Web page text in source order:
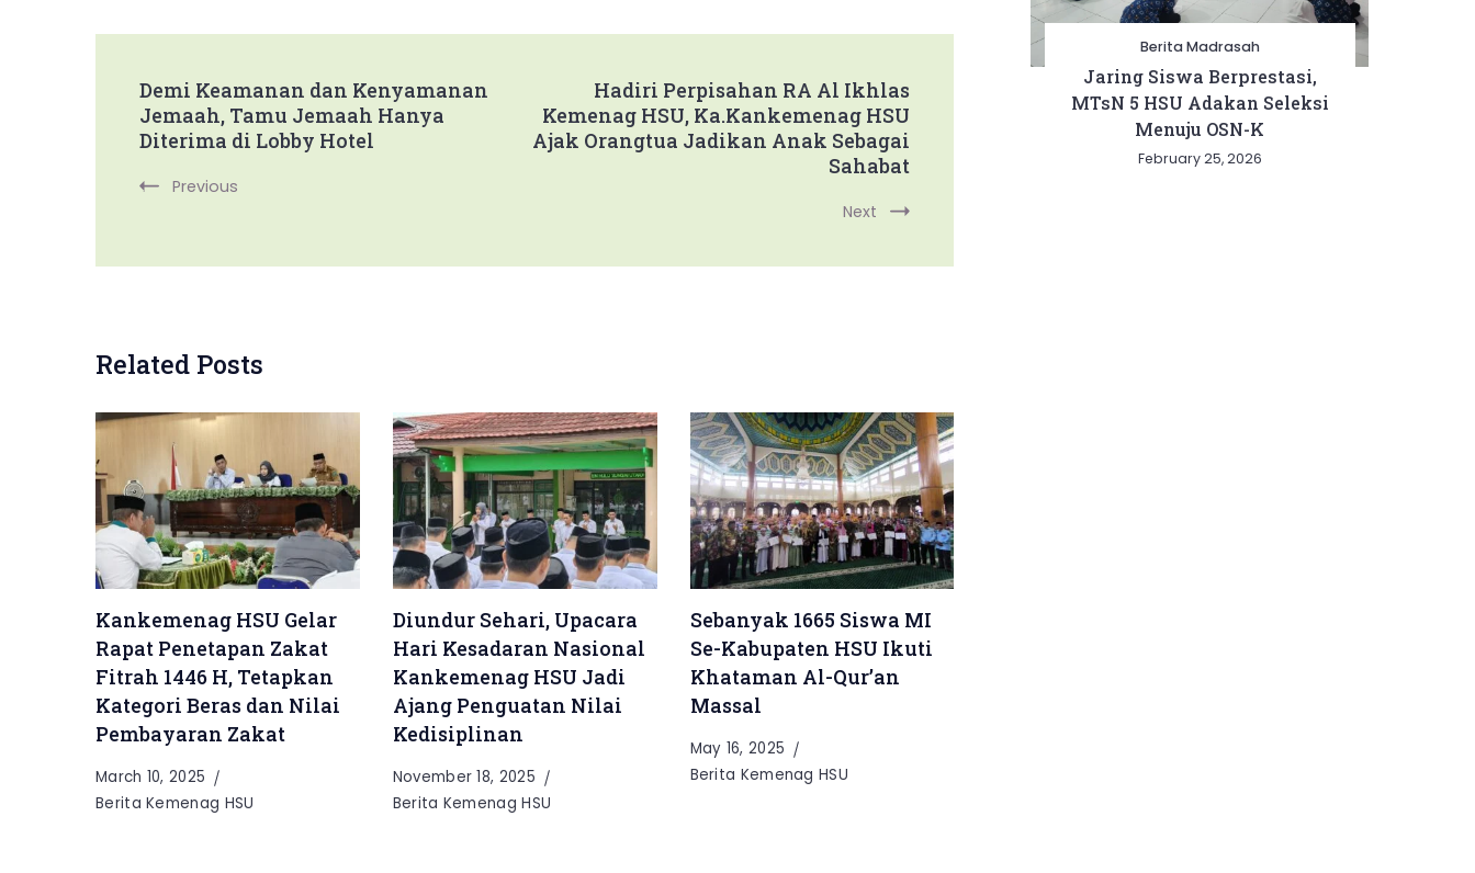
Post
Navigation
Demi Keamanan dan Kenyamanan
Jemaah, Tamu Jemaah Hanya
Diterima di Lobby Hotel
Previous
Hadiri Perpisahan RA Al Ikhlas
Kemenag HSU, Ka.Kankemenag HSU
Ajak Orangtua Jadikan Anak Sebagai
Sahabat
Next
Related Posts
Kankemenag HSU Gelar
Rapat Penetapan Zakat
Fitrah 1446 H, Tetapkan
Kategori Beras dan Nilai
Pembayaran Zakat
March 10, 2025
Berita Kemenag HSU
Diundur Sehari, Upacara
Hari Kesadaran Nasional
Kankemenag HSU Jadi
Ajang Penguatan Nilai
Kedisiplinan
November 18, 2025
Berita Kemenag HSU
Sebanyak 1665 Siswa MI
Se-Kabupaten HSU Ikuti
Khataman Al-Qur’an
Massal
May 16, 2025
Berita Kemenag HSU
Berita Madrasah
Jaring Siswa Berprestasi,
MTsN 5 HSU Adakan Seleksi
Menuju OSN-K
February 25, 2026